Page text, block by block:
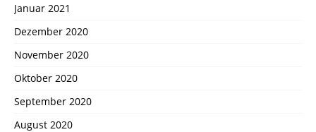
Januar 2021
Dezember 2020
November 2020
Oktober 2020
September 2020
August 2020